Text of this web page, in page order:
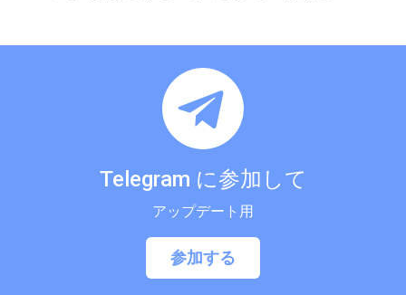
Telegram に参加して
アップデート用
参加する